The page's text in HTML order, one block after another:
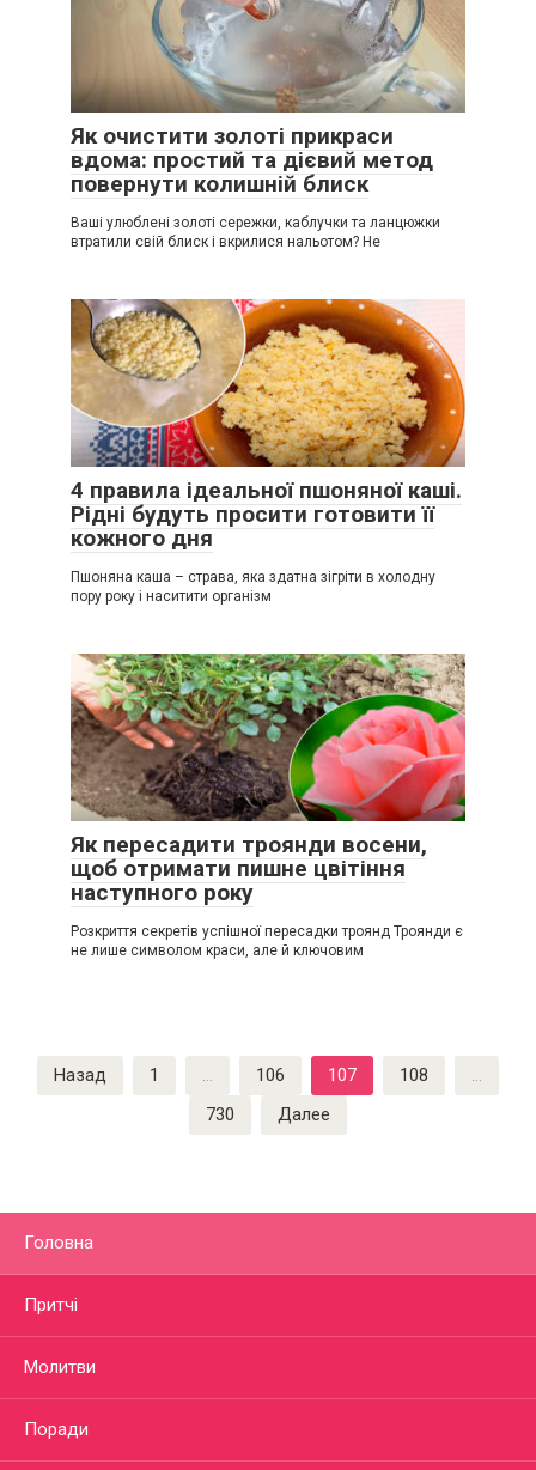
Як очистити золоті прикраси
вдома: простий та дієвий метод
повернути колишній блиск
Ваші улюблені золоті сережки, каблучки та ланцюжки
втратили свій блиск і вкрилися нальотом? Не
4 правила ідеальної пшоняної каші.
Рідні будуть просити готовити її
кожного дня
Пшоняна каша – страва, яка здатна зігріти в холодну
пору року і наситити організм
Як пересадити троянди восени,
щоб отримати пишне цвітіння
наступного року
Розкриття секретів успішної пересадки троянд Троянди є
не лише символом краси, але й ключовим
Пагинация
записей
Назад 1 … 106 107 108
…
730
Далее
Головна
Притчі
Молитви
Поради